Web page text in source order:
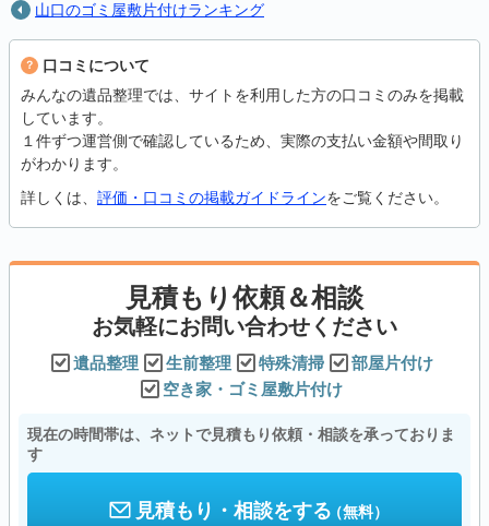
山口のゴミ屋敷片付けランキング
口コミについて
みんなの遺品整理では、サイトを利用した方の口コミのみを掲載
しています。
１件ずつ運営側で確認しているため、実際の支払い金額や間取り
がわかります。
詳しくは、 評価・口コミの掲載ガイドラインをご覧ください。
見積もり依頼＆相談
お気軽にお問い合わせください
遺品整理 生前整理 特殊清掃
部屋片付け
空き家・ゴミ屋敷片付け
現在の時間帯は、ネットで見積もり依頼・相談を承っておりま
す
見積もり・相談をする（無料）